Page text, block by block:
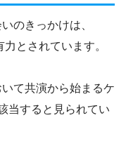
のきっかけは、
とされています。
て共演から始まるケ
当すると見られてい